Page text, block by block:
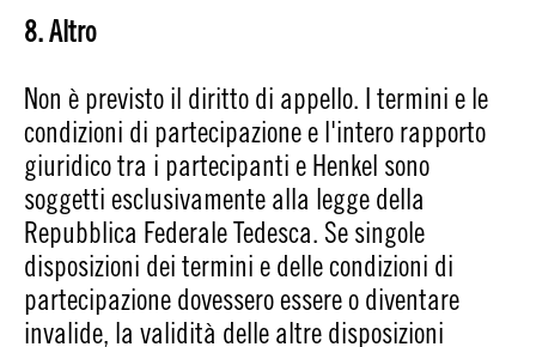
8. Altro
Non è previsto il diritto di appello. I termini e le
condizioni di partecipazione e l'intero rapporto
giuridico tra i partecipanti e Henkel sono
soggetti esclusivamente alla legge della
Repubblica Federale Tedesca. Se singole
disposizioni dei termini e delle condizioni di
partecipazione dovessero essere o diventare
invalide, la validità delle altre disposizioni